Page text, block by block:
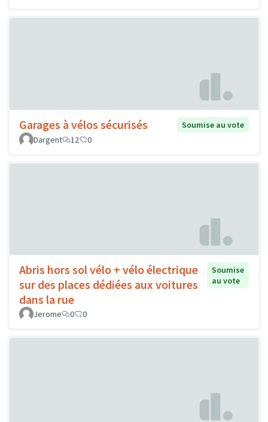
Garages à vélos sécurisés
Soumise au vote
Dargent
12 0
Abris hors sol vélo + vélo électrique
sur des places dédiées aux voitures
dans la rue
Soumise
au vote
Jerome 0 0